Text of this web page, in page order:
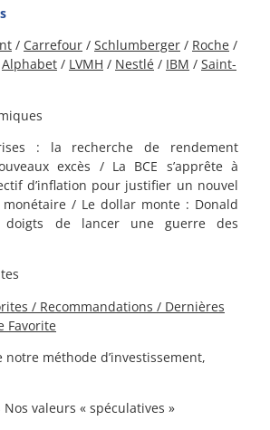
/ Carrefour / Schlumberger / Roche /
Alphabet / LVMH / Nestlé / IBM / Saint-
: la recherche de rendement
excès / La BCE s’apprête à
d’inflation pour justifier un nouvel
monétaire / Le dollar monte : Donald
de lancer une guerre des
/ Recommandations / Dernières
Favorite
méthode d’investissement,
Nos valeurs « spéculatives »